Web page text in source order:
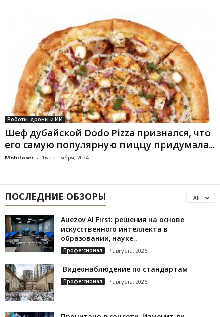
Роботы, дроны и ИИ
Шеф дубайской Dodo Pizza признался, что
его самую популярную пиццу придумала...
Mobilaser - 16 сентября, 2024
ПОСЛЕДНИЕ ОБЗОРЫ All
Auezov AI First: решения на основе
искусственного интеллекта в
образовании, науке...
Профессионал 7 августа, 2026
Видеонаблюдение по стандартам
Профессионал 7 августа, 2026